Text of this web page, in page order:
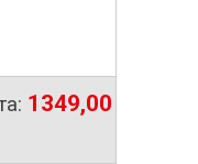
1349,00